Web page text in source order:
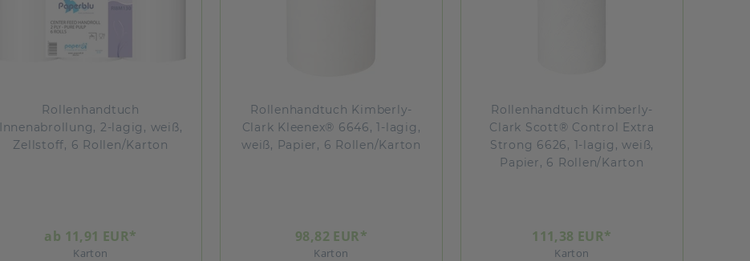
Rollenhandtuch
Innenabrollung, 2-lagig, weiß,
Zellstoff, 6 Rollen/Karton
ab 11,91 EUR*
Karton
Rollenhandtuch Kimberly-
Clark Kleenex® 6646, 1-lagig,
weiß, Papier, 6 Rollen/Karton
98,82 EUR*
Karton
Rollenhandtuch Kimberly-
Clark Scott® Control Extra
Strong 6626, 1-lagig, weiß,
Papier, 6 Rollen/Karton
111,38 EUR*
Karton